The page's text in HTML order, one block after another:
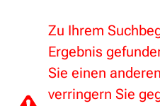
Zu Ihrem
Ergebnis
Sie einen
verringern Sie